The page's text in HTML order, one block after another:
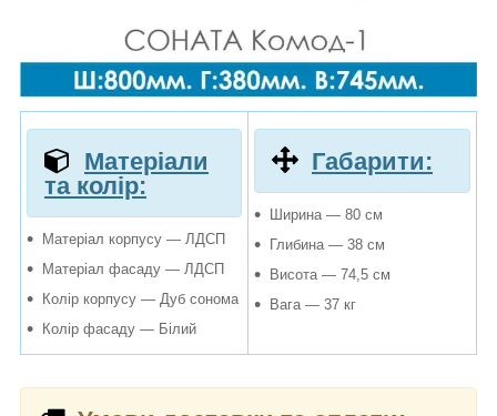
Матеріали
та колір:
Матеріал корпусу — ЛДСП
Матеріал фасаду — ЛДСП
Колір корпусу — Дуб сонома
Колір фасаду — Білий
Габарити:
Ширина — 80 см
Глибина — 38 см
Висота — 74,5 см
Вага — 37 кг